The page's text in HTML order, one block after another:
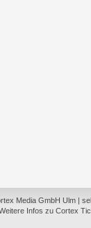
Media GmbH Ulm |
Infos zu Cortex